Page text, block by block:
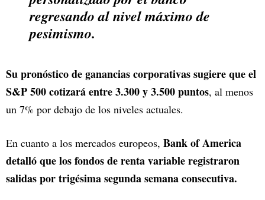
regresando al nivel máximo de
pesimismo.
Su pronóstico de ganancias corporativas sugiere que el
S&P 500 cotizará entre 3.300 y 3.500 puntos, al menos
un 7% por debajo de los niveles actuales.
En cuanto a los mercados europeos, Bank of America
detalló que los fondos de renta variable registraron
salidas por trigésima segunda semana consecutiva.